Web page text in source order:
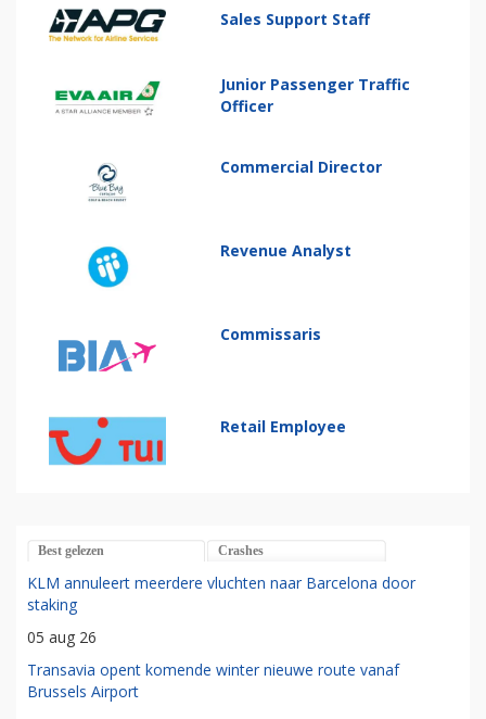
Sales Support Staff
Junior Passenger Traffic
Officer
Commercial Director
Revenue Analyst
Commissaris
Retail Employee
Best gelezen Crashes
KLM annuleert meerdere vluchten naar Barcelona door
staking
05 aug 26
Transavia opent komende winter nieuwe route vanaf
Brussels Airport